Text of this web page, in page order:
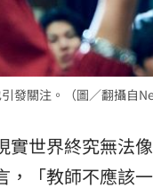
發關注。（圖／翻攝自
實世界終究無法
「教師不應該